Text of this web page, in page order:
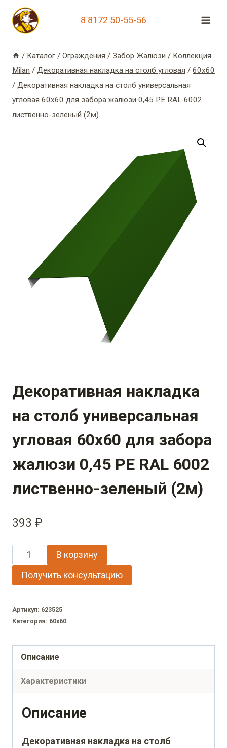
Перейти
8 8172 50-55-56
/ Каталог / Ограждения / Забор Жалюзи / Коллекция
Milan / Декоративная накладка на столб угловая / 60х60
/ Декоративная накладка на столб универсальная
угловая 60х60 для забора жалюзи 0,45 PE RAL 6002
лиственно-зеленый (2м)
Декоративная накладка
на столб универсальная
угловая 60х60 для забора
жалюзи 0,45 PE RAL 6002
лиственно-зеленый (2м)
393 ₽
Количество
товара
Декоративная
на
универсальная
угловая
60х60
для
жалюзи
В корзину
Получить консультацию
Артикул: 623525
Категория: 60х60
Описание
Характеристики
Описание
Декоративная накладка на столб